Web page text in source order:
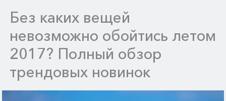
Без каких вещей
невозможно обойтись летом
2017? Полный обзор
трендовых новинок